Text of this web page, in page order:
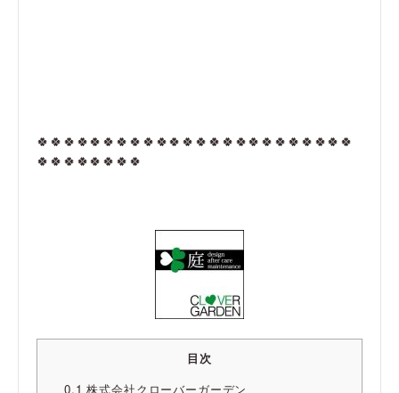
🍀🍀🍀🍀🍀🍀🍀🍀🍀🍀🍀🍀🍀🍀🍀🍀🍀🍀🍀🍀🍀🍀🍀🍀
🍀🍀🍀🍀🍀🍀🍀🍀
目次
0.1 株式会社クローバーガーデン